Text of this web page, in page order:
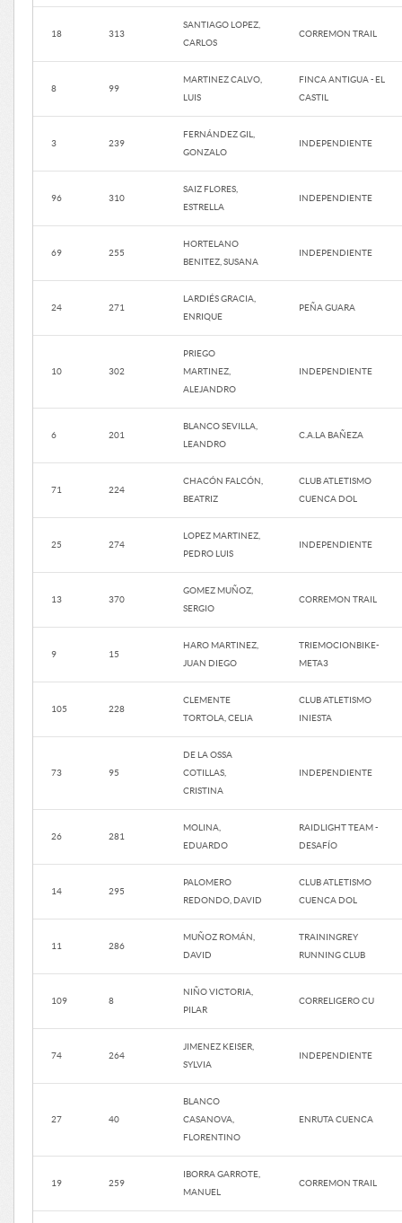
18 313
SANTIAGO LOPEZ,
CARLOS
CORREMON TRAIL
8 99
MARTINEZ CALVO,
LUIS
FINCA ANTIGUA - EL
CASTIL
3 239
FERNÁNDEZ GIL,
GONZALO
INDEPENDIENTE
96 310
SAIZ FLORES,
ESTRELLA
INDEPENDIENTE
69 255
HORTELANO
BENITEZ, SUSANA
INDEPENDIENTE
24 271
LARDIÉS GRACIA,
ENRIQUE
PEÑA GUARA
10 302
PRIEGO
MARTINEZ,
ALEJANDRO
INDEPENDIENTE
6 201
BLANCO SEVILLA,
LEANDRO
C.A.LA BAÑEZA
71 224
CHACÓN FALCÓN,
BEATRIZ
CLUB ATLETISMO
CUENCA DOL
25 274
LOPEZ MARTINEZ,
PEDRO LUIS
INDEPENDIENTE
13 370
GOMEZ MUÑOZ,
SERGIO
CORREMON TRAIL
9 15
HARO MARTINEZ,
JUAN DIEGO
TRIEMOCIONBIKE-
META3
105 228
CLEMENTE
TORTOLA, CELIA
CLUB ATLETISMO
INIESTA
73 95
DE LA OSSA
COTILLAS,
CRISTINA
INDEPENDIENTE
26 281
MOLINA,
EDUARDO
RAIDLIGHT TEAM -
DESAFÍO
14 295
PALOMERO
REDONDO, DAVID
CLUB ATLETISMO
CUENCA DOL
11 286
MUÑOZ ROMÁN,
DAVID
TRAININGREY
RUNNING CLUB
109 8
NIÑO VICTORIA,
PILAR
CORRELIGERO CU
74 264
JIMENEZ KEISER,
SYLVIA
INDEPENDIENTE
27 40
BLANCO
CASANOVA,
FLORENTINO
ENRUTA CUENCA
19 259
IBORRA GARROTE,
MANUEL
CORREMON TRAIL